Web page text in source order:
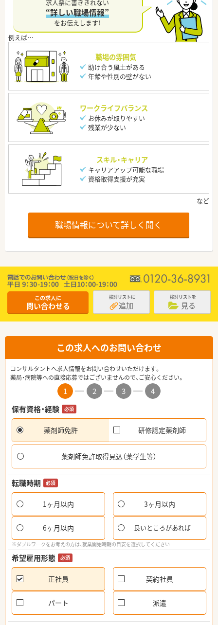
求人票に書ききれない
“詳しい職場情報”
をお伝えします！
職場の雰囲気
助け合う風土がある
年齢や性別の壁がない
ワークライフバランス
お休みが取りやすい
残業が少ない
スキル・キャリア
キャリアアップ可能な職場
資格取得支援が充実
職場情報について詳しく聞く
この求人に
問い合わせる
検討リストに
追加
検討リストを
見る
この求人へのお問い合わせ
コンサルタントへ求人情報をお問い合わせいただけます。
薬局・病院等への直接応募ではございませんので、ご安心ください。
1 2 3
4
保有資格・経験
必須
薬剤師免許 研修認定薬剤師
薬剤師免許取得見込（薬学生等）
転職時期 必須
1ヶ月以内 3ヶ月以内
6ヶ月以内 良いところがあれば
※ダブルワークをお考えの方は、就業開始時期の目安を選択してください
希望雇用形態 必須
正社員 契約社員
パート 派遣